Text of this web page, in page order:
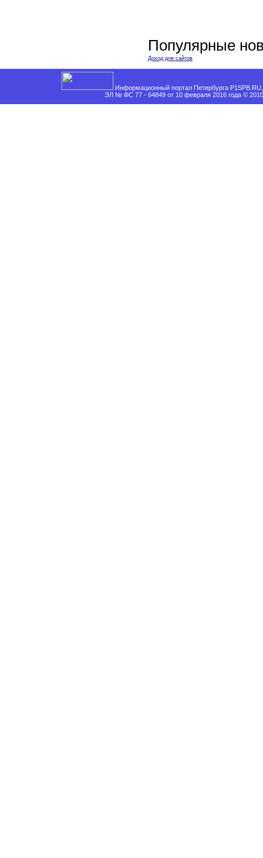
Популярные
Доход для сайтов
Информационный портал Петербурга
ЭЛ № ФС 77 - 64849 от 10 февраля 2016 года ©